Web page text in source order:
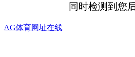
同时检测到您
AG体育网址在线